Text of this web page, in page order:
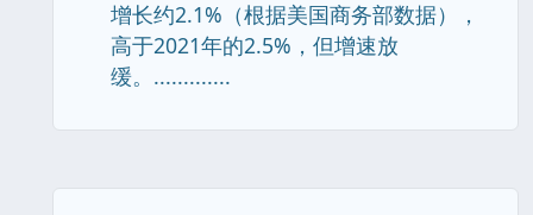
增长约2.1%（根据美国商务部数据），
高于2021年的2.5%，但增速放
缓。.............